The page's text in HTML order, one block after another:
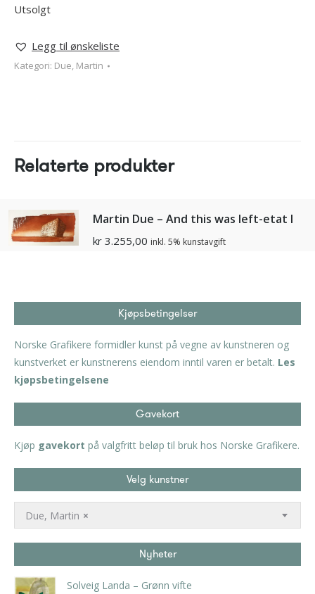
Utsolgt
Legg til ønskeliste
Kategori: Due, Martin
Relaterte produkter
Martin Due – And this was left-etat I
kr 3.255,00 inkl. 5% kunstavgift
Kjøpsbetingelser
Norske Grafikere formidler kunst på vegne av kunstneren og
kunstverket er kunstnerens eiendom inntil varen er betalt. Les
kjøpsbetingelsene
Gavekort
Kjøp gavekort på valgfritt beløp til bruk hos Norske Grafikere.
Velg kunstner
×
Due, Martin
Nyheter
Solveig Landa – Grønn vifte